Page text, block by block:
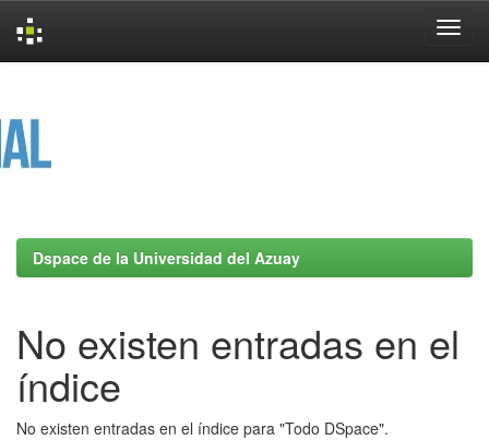
Dspace de la Universidad del Azuay
No existen entradas en el
índice
No existen entradas en el índice para "Todo DSpace".